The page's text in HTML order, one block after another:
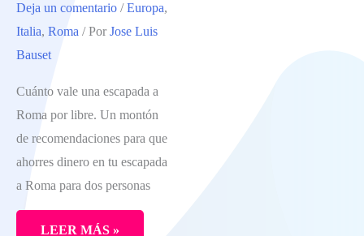
DE
PLAYAS
DE
LOS
ALREDEDORES
DE
CAGLIARI
Deja un comentario /Europa,
Italia, Roma / Por Jose Luis
Bauset
Cuánto vale una escapada a
Roma por libre. Un montón
de recomendaciones para que
ahorres dinero en tu escapada
a Roma para dos personas
LEER MÁS »